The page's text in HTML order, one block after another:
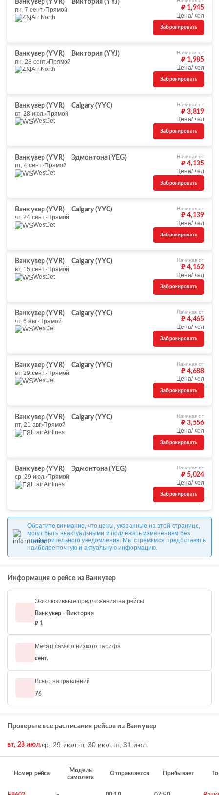
Ванкувер (YVR)
Виктория (YYJ)
пн, 7 сент. Прямой
Air North
₽ 1,945
Цена/ чел
Забронировать
Ванкувер (YVR)
Виктория (YYJ)
пн, 28 сент. Прямой
Air North
Начиная от
₽ 1,985
Цена/ чел
Забронировать
Ванкувер (YVR)
Calgary (YYC)
вт, 28 июл. Прямой
WestJet
Начиная от
₽ 3,819
Цена/ чел
Забронировать
Ванкувер (YVR)
Эдмонтона (YEG)
пт, 4 сент. Прямой
WestJet
Начиная от
₽ 4,135
Цена/ чел
Забронировать
Ванкувер (YVR)
Calgary (YYC)
чт, 24 сент. Прямой
WestJet
Начиная от
₽ 4,139
Цена/ чел
Забронировать
Ванкувер (YVR)
Calgary (YYC)
вт, 15 сент. Прямой
WestJet
Начиная от
₽ 4,162
Цена/ чел
Забронировать
Ванкувер (YVR)
Calgary (YYC)
чт, 6 авг. Прямой
WestJet
Начиная от
₽ 4,465
Цена/ чел
Забронировать
Ванкувер (YVR)
Calgary (YYC)
вт, 29 сент. Прямой
WestJet
Начиная от
₽ 4,688
Цена/ чел
Забронировать
Ванкувер (YVR)
Calgary (YYC)
пт, 21 авг. Прямой
Flair Airlines
Начиная от
₽ 3,556
Цена/ чел
Забронировать
Ванкувер (YVR)
Эдмонтона (YEG)
ср, 29 июл. Прямой
Flair Airlines
Начиная от
₽ 5,024
Цена/ чел
Забронировать
Обратите внимание, что цены, указанные на этой странице,
могут быть неактуальными и подлежать изменениям без
предварительного уведомления. Мы стремимся предоставить
наиболее точную и актуальную информацию.
Информация о рейсе из Ванкувер
Эксклюзивные предложения на рейсы
Ванкувер - Виктория
₽ 1
Месяц самого низкого тарифа
сент.
Всего направлений
76
Проверьте все расписания рейсов из Ванкувер
вт, 28 июл.ср, 29 июл.чт, 30 июл. пт, 31 июл.
Номер рейса
Модель
самолета
Отправляется Прибывает